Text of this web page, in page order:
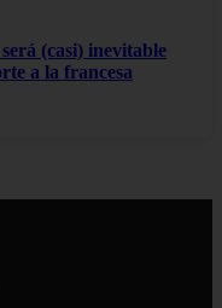
(casi) inevitable
a la francesa